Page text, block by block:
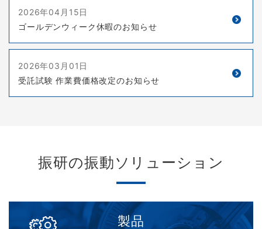
2026年04月15日
ゴールデンウィーク休暇のお知らせ
2026年03月01日
受託試験 作業費価格改定のお知らせ
振研の振動ソリューション
製品